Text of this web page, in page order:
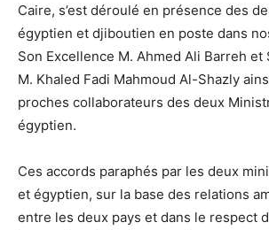
Caire, s’est déroulé en présence des
égyptien et djiboutien en poste dans
Son Excellence M. Ahmed Ali Barreh et
M. Khaled Fadi Mahmoud Al-Shazly
proches collaborateurs des deux
égyptien.
Ces accords paraphés par les deux
et égyptien, sur la base des relations
entre les deux pays et dans le respect